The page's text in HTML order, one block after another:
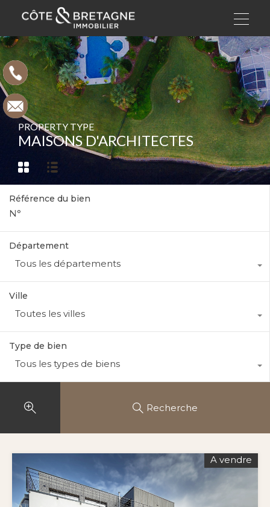
PROPERTY TYPE
MAISONS D'ARCHITECTES
Référence du bien
Département
Tous les départements
Ville
Toutes les villes
Type de bien
Tous les types de biens
Recherche
A vendre